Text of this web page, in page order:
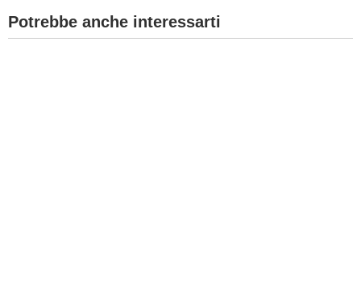
Potrebbe anche interessarti